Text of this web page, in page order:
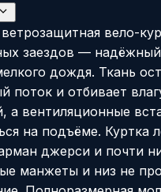
вело-
заездов — надёжный
дождя. Ткань
поток и отбивает
а вентиляционные
на подъёме. Куртка
джерси и почти
манжеты и низ не